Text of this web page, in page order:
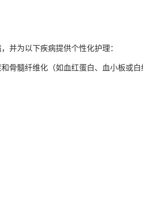
并为以下疾病提供个性化护理：
骨髓纤维化（如血红蛋白、血小板或白